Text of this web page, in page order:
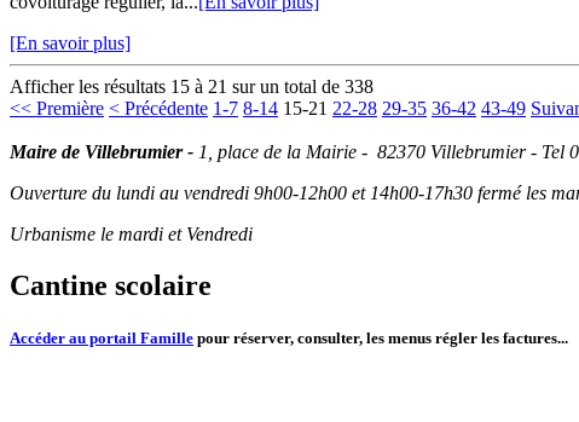
[En savoir plus]
Afficher les résultats 15 à 21 sur un total de 338
<< Première < Précédente 1-7 8-14 15-21 22-28 29-35 36-42 43-49
Maire de Villebrumier - 1, place de la Mairie - 82370 Villebrumier - Tel
Ouverture du lundi au vendredi 9h00-12h00 et 14h00-17h30 fermé les
Urbanisme le mardi et Vendredi
Cantine scolaire
Accéder au portail Famille pour réserver, consulter, les menus régler les factures...